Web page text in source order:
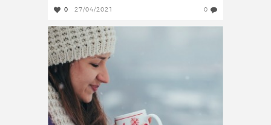
0 27/04/2021 0